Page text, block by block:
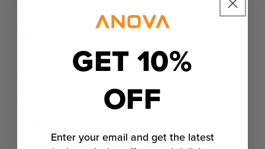
將伏特加加入烤盤中。（如果它不能裝 2 杯伏特
加，您可以將香料和伏特加分裝在多個容器中。放置
在真空室中，不加蓋。使用注入/提取按鈕運行腔室
真空，直到伏特加具有香料的味道，大約 3 個週
將杜松子酒通過咖啡篩檢程式過濾到罐子或瓶子中。
GET 10%
OFF
Enter your email and get the latest